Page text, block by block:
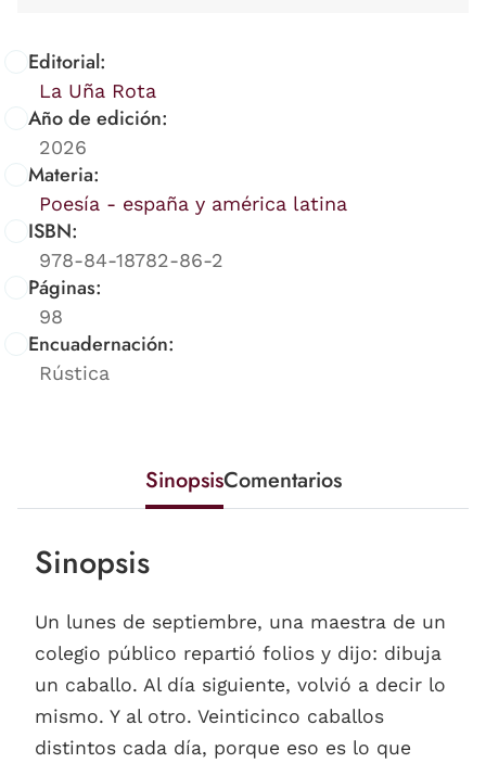
Editorial:
La Uña Rota
Año de edición:
2026
Materia:
Poesía - españa y américa latina
ISBN:
978-84-18782-86-2
Páginas:
98
Encuadernación:
Rústica
SinopsisComentarios
Sinopsis
Un lunes de septiembre, una maestra de un
colegio público repartió folios y dijo: dibuja
un caballo. Al día siguiente, volvió a decir lo
mismo. Y al otro. Veinticinco caballos
distintos cada día, porque eso es lo que